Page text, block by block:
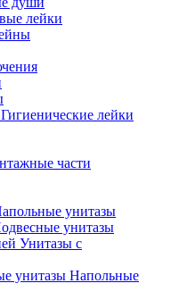
лейки
Гигиенические лейки
части
унитазы
унитазы
Унитазы с
Напольные